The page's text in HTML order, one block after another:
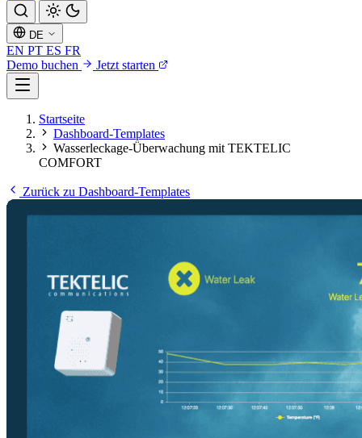
DE
EN PT ES FR
Demo buchen
Jetzt starten
Startseite
Dashboard-Templates
Wasserleckage-Überwachung mit TEKTELIC
COMFORT
Zurück zu Dashboard-Templates